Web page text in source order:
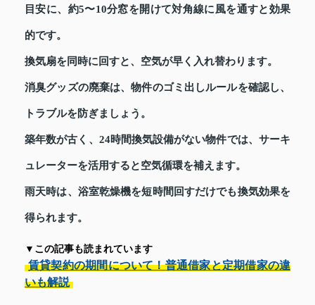
目安に、約5〜10分窓を開けて対角線に風を通すと効果
的です。
換気扇を同時に回すと、空気が早く入れ替わります。
消臭グッズの廃棄は、物件のゴミ出しルールを確認し、
トラブルを防ぎましょう。
築年数が古く、24時間換気設備がない物件では、サーキ
ュレーターを活用すると空気循環を補えます。
雨天時は、浴室乾燥機を短時間回すだけでも換気効果を
得られます。
▼この記事も読まれています
賃貸契約の期間について！普通借家と定期借家の違
いも解説